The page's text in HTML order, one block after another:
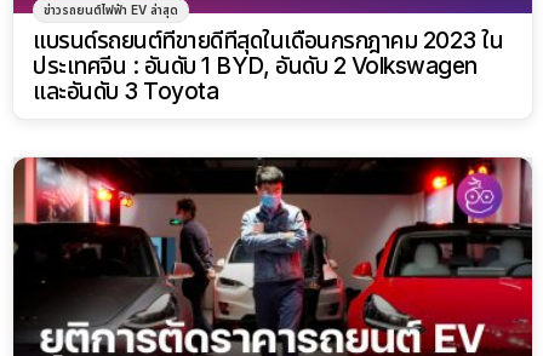
ข่าวรถยนต์ไฟฟ้า EV ล่าสุด
แบรนด์รถยนต์ที่ขายดีที่สุดในเดือนกรกฎาคม 2023 ใน
ประเทศจีน : อันดับ 1 BYD, อันดับ 2 Volkswagen
และอันดับ 3 Toyota